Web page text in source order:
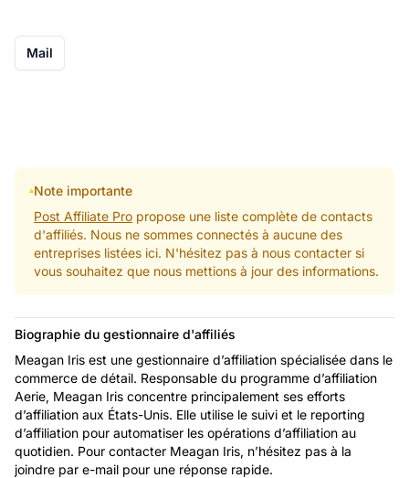
Mail
Note importante
Post Affiliate Pro propose une liste complète de contacts
d'affiliés. Nous ne sommes connectés à aucune des
entreprises listées ici. N'hésitez pas à nous contacter si
vous souhaitez que nous mettions à jour des informations.
Biographie du gestionnaire d'affiliés
Meagan Iris est une gestionnaire d’affiliation spécialisée dans le
commerce de détail. Responsable du programme d’affiliation
Aerie, Meagan Iris concentre principalement ses efforts
d’affiliation aux États-Unis. Elle utilise le suivi et le reporting
d’affiliation pour automatiser les opérations d’affiliation au
quotidien. Pour contacter Meagan Iris, n’hésitez pas à la
joindre par e-mail pour une réponse rapide.